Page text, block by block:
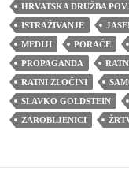
HRVATSKA DRUŽBA
ISTRAŽIVANJE
MEDIJI
PORAĆE
PROPAGANDA
RATNI ZLOČINI
SLAVKO GOLDSTEIN
ZAROBLJENICI